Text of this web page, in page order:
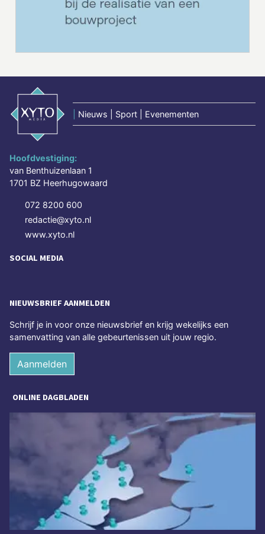
Nieuws | Sport | Evenementen
Hoofdvestiging:
van Benthuizenlaan 1
1701 BZ Heerhugowaard
072 8200 600
redactie@xyto.nl
www.xyto.nl
SOCIAL MEDIA
NIEUWSBRIEF AANMELDEN
Schrijf je in voor onze nieuwsbrief en krijg wekelijks een
samenvatting van alle gebeurtenissen uit jouw regio.
Aanmelden
ONLINE DAGBLADEN